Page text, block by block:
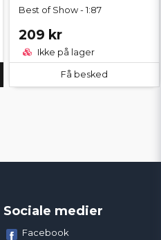
Best of Show - 1:87
209 kr
Ikke på lager
Få besked
Sociale medier
Facebook